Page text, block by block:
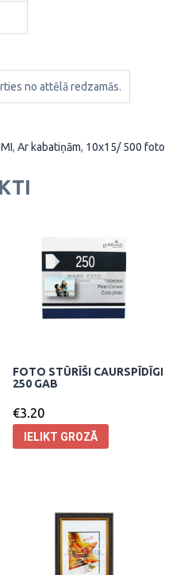
no attēlā redzamās.
, Ar kabatiņām, 10x15/ 500 foto
FOTO STŪRĪŠI CAURSPĪDĪGI
250 GAB
€3.20
IELIKT GROZĀ